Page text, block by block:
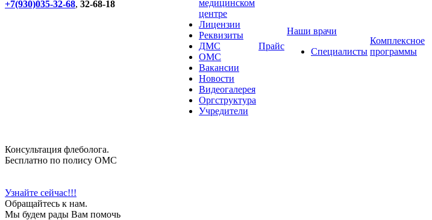
+7(930)035-32-68, 32-68-18
медицинском
центре
Лицензии
Реквизиты
ДМС
ОМС
Вакансии
Новости
Видеогалерея
Оргструктура
Учредители
Прайс
Наши врачи
Специалисты
Комплексное
программы
Консультация флеболога.
Бесплатно по полису ОМС
Узнайте сейчас!!!
Обращайтесь к нам.
Мы будем рады Вам помочь